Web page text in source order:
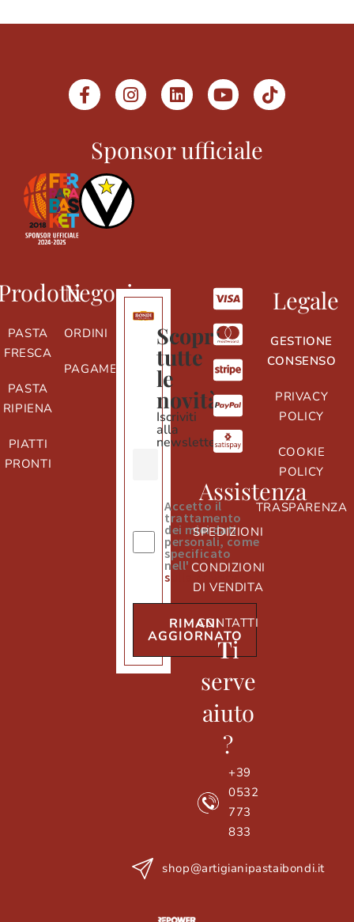
Sponsor ufficiale
PASTA
FRESCA
PASTA
RIPIENA
PIATTI
PRONTI
Negozio
ORDINI
PAGAMENTI
Scopri
tutte
le
novità
Iscriviti
alla
newsletter
Accetto il
trattamento
dei miei dati
personali, come
specificato
nell' informativa
sulla privacy
RIMANI
AGGIORNATO
Assistenza
SPEDIZIONI
CONDIZIONI
DI VENDITA
CONTATTI
Ti
serve
aiuto
?
+39
0532
773
833
shop@artigianipastaibondi.it
Legale
GESTIONE
CONSENSO
PRIVACY
POLICY
COOKIE
POLICY
TRASPARENZA